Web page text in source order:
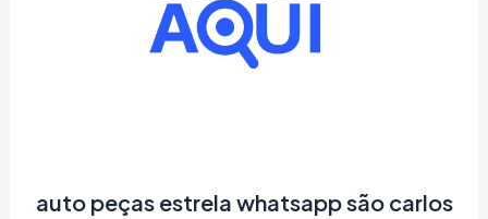
auto peças estrela whatsapp são carlos